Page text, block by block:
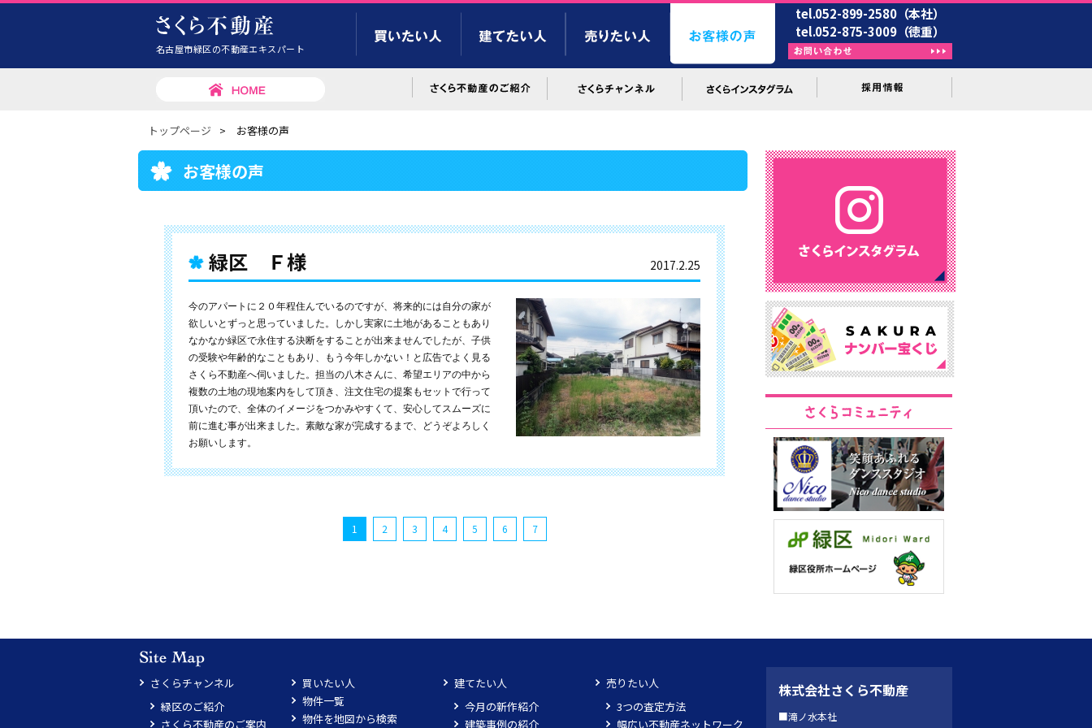
名古屋市緑区の不動産エキスパート
tel.052-899-2580（本社）
tel.052-875-3009（徳重）
トップページ > お客様の声
お客様の声
2017.2.25
緑区 Ｆ様
今のアパートに２０年程住んでいるのですが、将来的には自分の家が
欲しいとずっと思っていました。しかし実家に土地があることもあり
なかなか緑区で永住する決断をすることが出来ませんでしたが、子供
の受験や年齢的なこともあり、もう今年しかない！と広告でよく見る
さくら不動産へ伺いました。担当の八木さんに、希望エリアの中から
複数の土地の現地案内をして頂き、注文住宅の提案もセットで行って
頂いたので、全体のイメージをつかみやすくて、安心してスムーズに
前に進む事が出来ました。素敵な家が完成するまで、どうぞよろしく
お願いします。
1 2 3 4 5 6 7
さくらチャンネル
緑区のご紹介
さくら不動産のご案内
買いたい人
物件一覧
物件を地図から検索
建てたい人
今月の新作紹介
建築事例の紹介
売りたい人
3つの査定方法
幅広い不動産ネットワーク
株式会社さくら不動産
■滝ノ水本社